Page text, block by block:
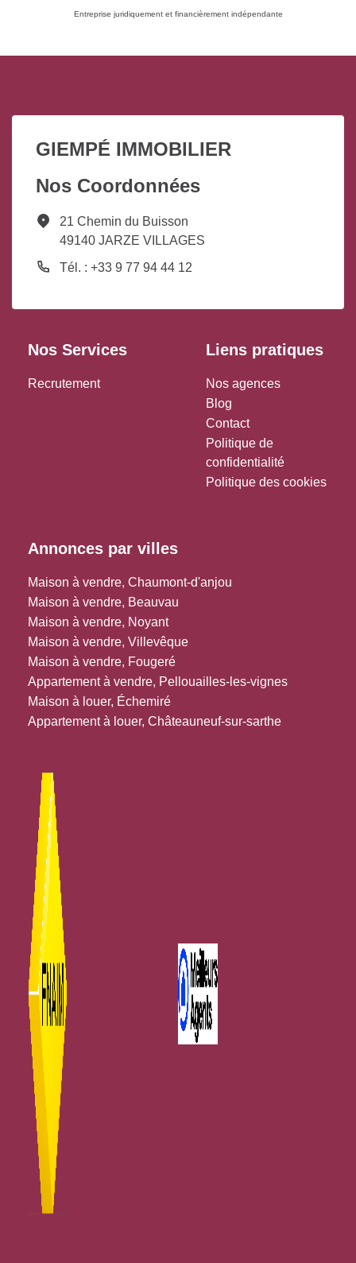
Entreprise juridiquement et financièrement indépendante
GIEMPÉ IMMOBILIER
Nos Coordonnées
21 Chemin du Buisson
49140 JARZE VILLAGES
Tél. : +33 9 77 94 44 12
Nos Services
Recrutement
Liens pratiques
Nos agences
Blog
Contact
Politique de
confidentialité
Politique des cookies
Annonces par villes
Maison à vendre, Chaumont-d'anjou
Maison à vendre, Beauvau
Maison à vendre, Noyant
Maison à vendre, Villevêque
Maison à vendre, Fougeré
Appartement à vendre, Pellouailles-les-vignes
Maison à louer, Échemiré
Appartement à louer, Châteauneuf-sur-sarthe